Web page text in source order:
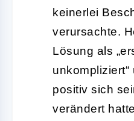
keinerlei
verursachte.
Lösung als
positiv sich
verändert